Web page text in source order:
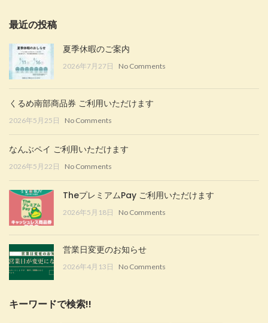
最近の投稿
夏季休暇のご案内
2026年7月27日 No Comments
くるめ南部商品券 ご利用いただけます
2026年5月25日 No Comments
なんぶペイ ご利用いただけます
2026年5月22日 No Comments
TheプレミアムPay ご利用いただけます
2026年5月18日 No Comments
営業日変更のお知らせ
2026年4月13日 No Comments
キーワードで検索!!